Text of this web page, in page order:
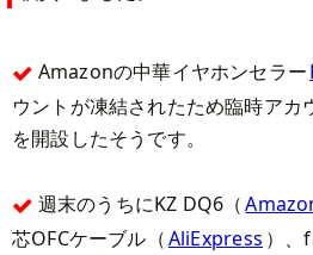
Amazonの中華イヤホンセラー
ウントが凍結されたため臨時アカ
を開設したそうです。
週末のうちにKZ DQ6（
芯OFCケーブル（AliExpress ）、